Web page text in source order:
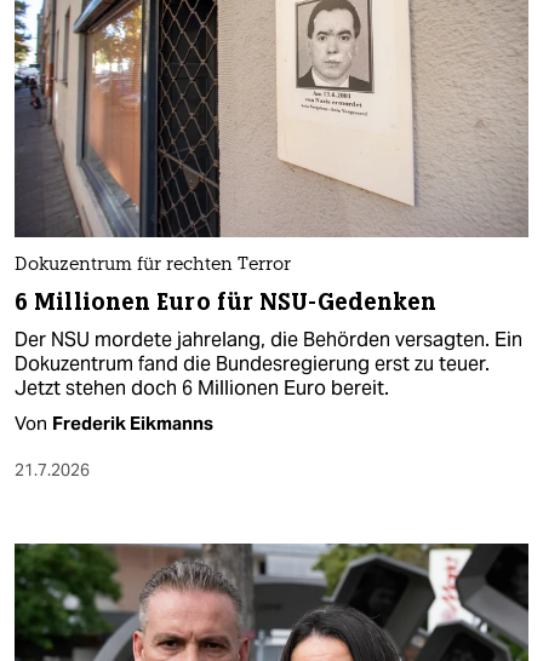
Dokuzentrum für rechten Terror
6 Millionen Euro für NSU-Gedenken
Der NSU mordete jahrelang, die Behörden versagten. Ein
Dokuzentrum fand die Bundesregierung erst zu teuer.
Jetzt stehen doch 6 Millionen Euro bereit.
Von Frederik Eikmanns
21.7.2026